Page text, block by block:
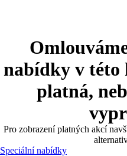
nabídky v této
platná,
Pro zobrazení platných akcí
Speciální nabídky